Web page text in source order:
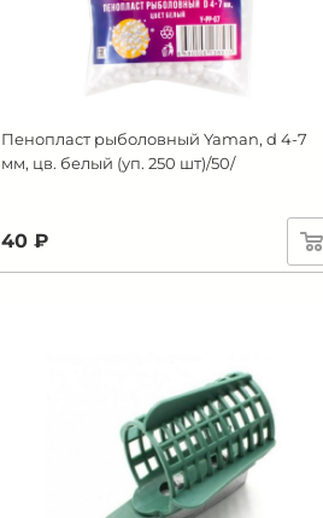
Пенопласт рыболовный Yaman, d 4-7
мм, цв. белый (уп. 250 шт)/50/
40 ₽